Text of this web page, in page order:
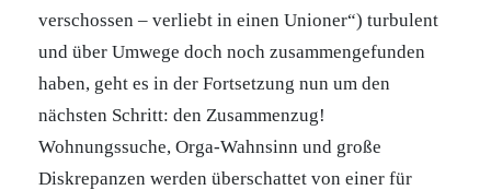
verschossen – verliebt in einen Unioner“) turbulent
und über Umwege doch noch zusammengefunden
haben, geht es in der Fortsetzung nun um den
nächsten Schritt: den Zusammenzug!
Wohnungssuche, Orga-Wahnsinn und große
Diskrepanzen werden überschattet von einer für